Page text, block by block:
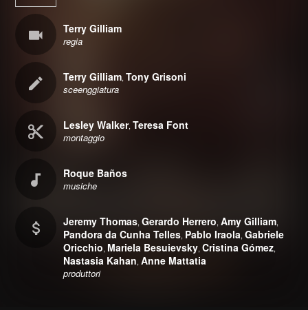
Terry Gilliam
regia
Terry Gilliam,Tony Grisoni
sceenggiatura
Lesley Walker,Teresa Font
montaggio
Roque Baños
musiche
Jeremy Thomas,Gerardo Herrero,Amy Gilliam,
Pandora da Cunha Telles, Pablo Iraola,Gabriele
Oricchio, Mariela Besuievsky,Cristina Gómez,
Nastasia Kahan,Anne Mattatia
produttori